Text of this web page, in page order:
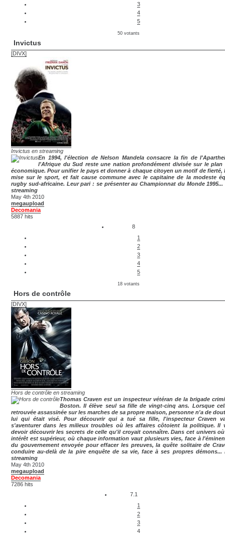
3
4
5
50 votants
Invictus
[DIVX]
Invictus en streaming
En 1994, l'élection de Nelson Mandela consacre la fin de
l'Afrique du Sud reste une nation profondément divisée sur le plan
économique. Pour unifier le pays et donner à chaque citoyen un motif de fierté,
mise sur le sport, et fait cause commune avec le capitaine de la modeste
rugby sud-africaine. Leur pari : se présenter au Championnat du Monde 1995...
streaming
May 4th 2010
megaupload
Decomania
5887 hits
8
1
2
3
4
5
18 votants
Hors de contrôle
[DIVX]
Hors de contrôle en streaming
Thomas Craven est un inspecteur vétéran de la brigade
Boston. Il élève seul sa fille de vingt-cinq ans. Lorsque
retrouvée assassinée sur les marches de sa propre maison, personne n'a de
lui qui était visé. Pour découvrir qui a tué sa fille, l'inspecteur Craven
s'aventurer dans les milieux troubles où les affaires côtoient la politique. Il
devoir découvrir les secrets de celle qu'il croyait connaître. Dans cet univers
intérêt est supérieur, où chaque information vaut plusieurs vies, face à
du gouvernement envoyée pour effacer les preuves, la quête solitaire de
conduire au-delà de la pire enquête de sa vie, face à ses propres démons...
streaming
May 4th 2010
megaupload
Decomania
7286 hits
7.1
1
2
3
4